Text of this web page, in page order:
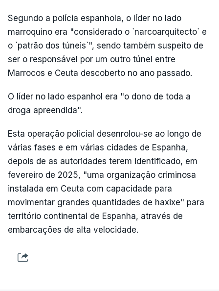
Segundo a polícia espanhola, o líder no lado
marroquino era "considerado o `narcoarquitecto` e
o `patrão dos túneis`", sendo também suspeito de
ser o responsável por um outro túnel entre
Marrocos e Ceuta descoberto no ano passado.
O líder no lado espanhol era "o dono de toda a
droga apreendida".
Esta operação policial desenrolou-se ao longo de
várias fases e em várias cidades de Espanha,
depois de as autoridades terem identificado, em
fevereiro de 2025, "uma organização criminosa
instalada em Ceuta com capacidade para
movimentar grandes quantidades de haxixe" para
território continental de Espanha, através de
embarcações de alta velocidade.